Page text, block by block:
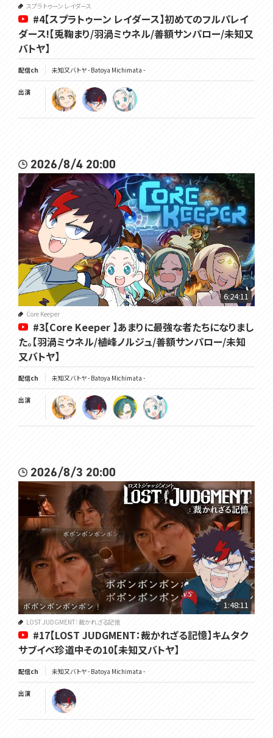
スプラトゥーン レイダース
#4【スプラトゥーン レイダース】初めてのフルパレイ
ダース!【兎鞠まり/羽渦ミウネル⁩/善額サンパロー/未知又
バトヤ】
配信ch 未知又バトヤ - Batoya Michimata -
出演
2026/8/4 20:00
6:24:11
Core Keeper
#3【Core Keeper 】あまりに最強な者たちになりまし
た。【羽渦ミウネル/植峰ノルジュ/善額サンパロー/未知
又バトヤ】
配信ch 未知又バトヤ - Batoya Michimata -
出演
2026/8/3 20:00
1:48:11
LOST JUDGMENT：裁かれざる記憶
#17【LOST JUDGMENT：裁かれざる記憶】キムタク
サブイベ珍道中その10【未知又バトヤ】
配信ch 未知又バトヤ - Batoya Michimata -
出演